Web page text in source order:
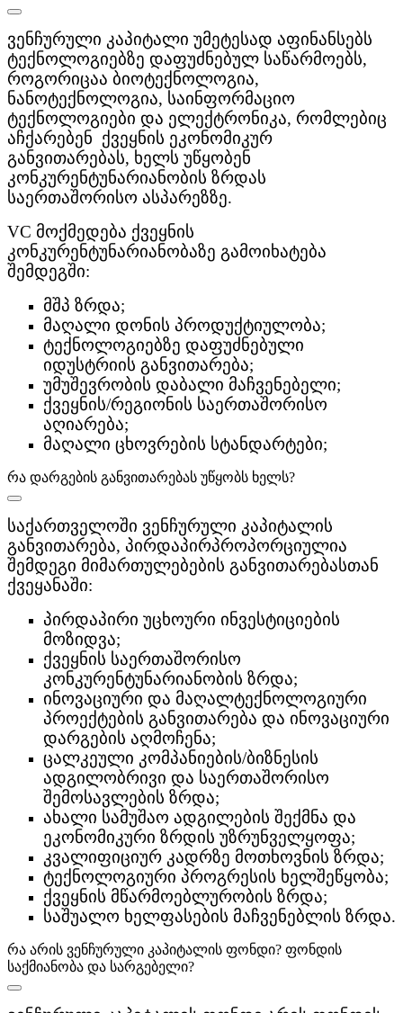
ვენჩურული კაპიტალი უმეტესად აფინანსებს
ტექნოლოგიებზე დაფუძნებულ საწარმოებს,
როგორიცაა ბიოტექნოლოგია,
ნანოტექნოლოგია, საინფორმაციო
ტექნოლოგიები და ელექტრონიკა, რომლებიც
აჩქარებენ ქვეყნის ეკონომიკურ
განვითარებას, ხელს უწყობენ
კონკურენტუნარიანობის ზრდას
საერთაშორისო ასპარეზზე.
VC მოქმედება ქვეყნის
კონკურენტუნარიანობაზე გამოიხატება
შემდეგში:
მშპ ზრდა;
მაღალი დონის პროდუქტიულობა;
ტექნოლოგიებზე დაფუძნებული
იდუსტრიის განვითარება;
უმუშევრობის დაბალი მაჩვენებელი;
ქვეყნის/რეგიონის საერთაშორისო
აღიარება;
მაღალი ცხოვრების სტანდარტები;
რა დარგების განვითარებას უწყობს ხელს?
საქართველოში ვენჩურული კაპიტალის
განვითარება, პირდაპირპროპორციულია
შემდეგი მიმართულებების განვითარებასთან
ქვეყანაში:
პირდაპირი უცხოური ინვესტიციების
მოზიდვა;
ქვეყნის საერთაშორისო
კონკურენტუნარიანობის ზრდა;
ინოვაციური და მაღალტექნოლოგიური
პროექტების განვითარება და ინოვაციური
დარგების აღმოჩენა;
ცალკეული კომპანიების/ბიზნესის
ადგილობრივი და საერთაშორისო
შემოსავლების ზრდა;
ახალი სამუშაო ადგილების შექმნა და
ეკონომიკური ზრდის უზრუნველყოფა;
კვალიფიციურ კადრზე მოთხოვნის ზრდა;
ტექნოლოგიური პროგრესის ხელშეწყობა;
ქვეყნის მწარმოებლურობის ზრდა;
საშუალო ხელფასების მაჩვენებლის ზრდა.
რა არის ვენჩურული კაპიტალის ფონდი? ფონდის
საქმიანობა და სარგებელი?